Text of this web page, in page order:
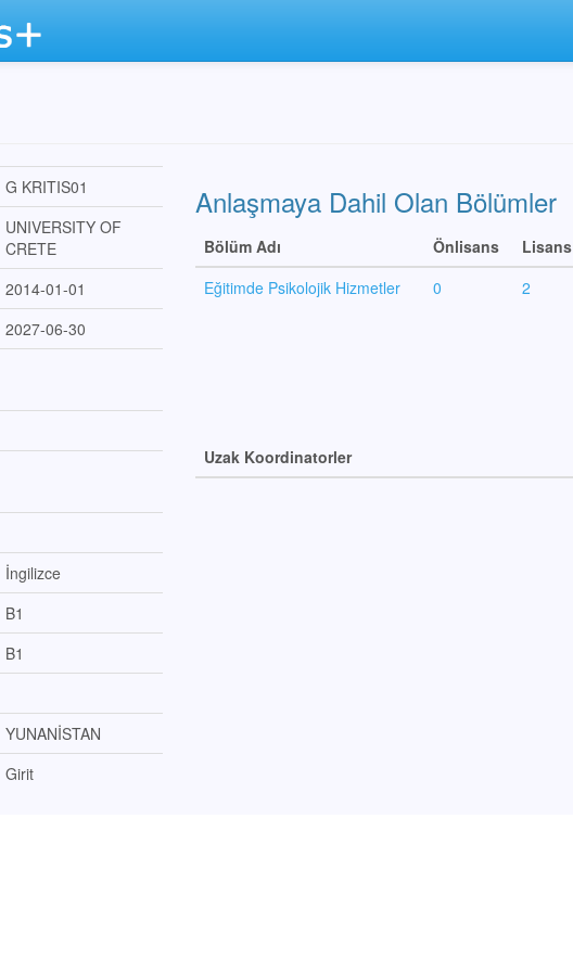
G KRITIS01
UNIVERSITY OF
CRETE
2014-01-01
2027-06-30
İngilizce
B1
B1
YUNANİSTAN
Girit
Anlaşmaya Dahil Olan Bölümler
Bölüm Adı Önlisans Lisans
Eğitimde Psikolojik Hizmetler
0 2
Uzak Koordinatorler